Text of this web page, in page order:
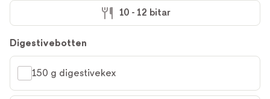
10 - 12 bitar
Digestivebotten
150 g digestivekex